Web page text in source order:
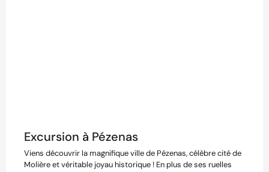
Excursion à Pézenas
Viens découvrir la magnifique ville de Pézenas, célèbre cité de
Molière et véritable joyau historique ! En plus de ses ruelles